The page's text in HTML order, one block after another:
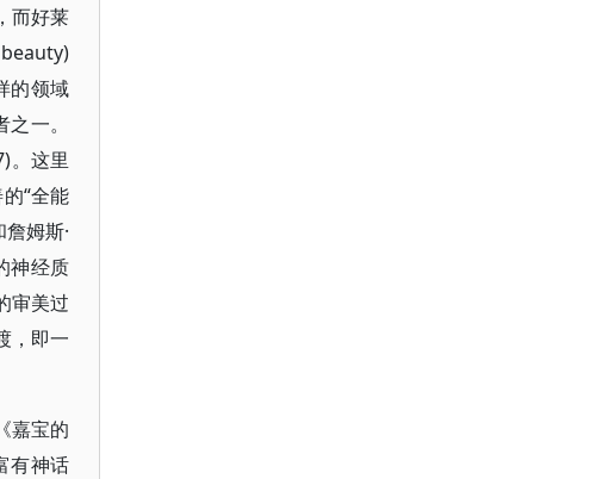
而好莱
的领域
一。
。这里
“全能
姆斯·
神经质
审美过
，即一
嘉宝的
有神话